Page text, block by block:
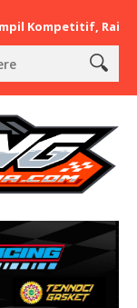
Kompetitif, Raih